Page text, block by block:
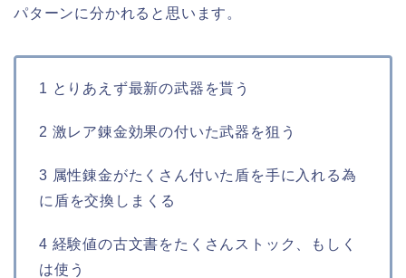
パターンに分かれると思います。
1 とりあえず最新の武器を貰う
2 激レア錬金効果の付いた武器を狙う
3 属性錬金がたくさん付いた盾を手に入れる為
に盾を交換しまくる
4 経験値の古文書をたくさんストック、もしく
は使う